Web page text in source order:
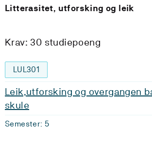
Litterasitet, utforsking og leik
Krav: 30 studiepoeng
LUL301
Leik,utforsking og overgangen
skule
Semester: 5